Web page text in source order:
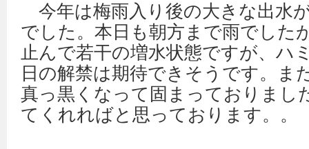
今年は梅雨入り後の大きな出水
でした。本日も朝方まで雨でした
止んで若干の増水状態ですが、ハ
日の解禁は期待できそうです。ま
真っ黒くなって固まっておりまし
てくれればと思っております。。